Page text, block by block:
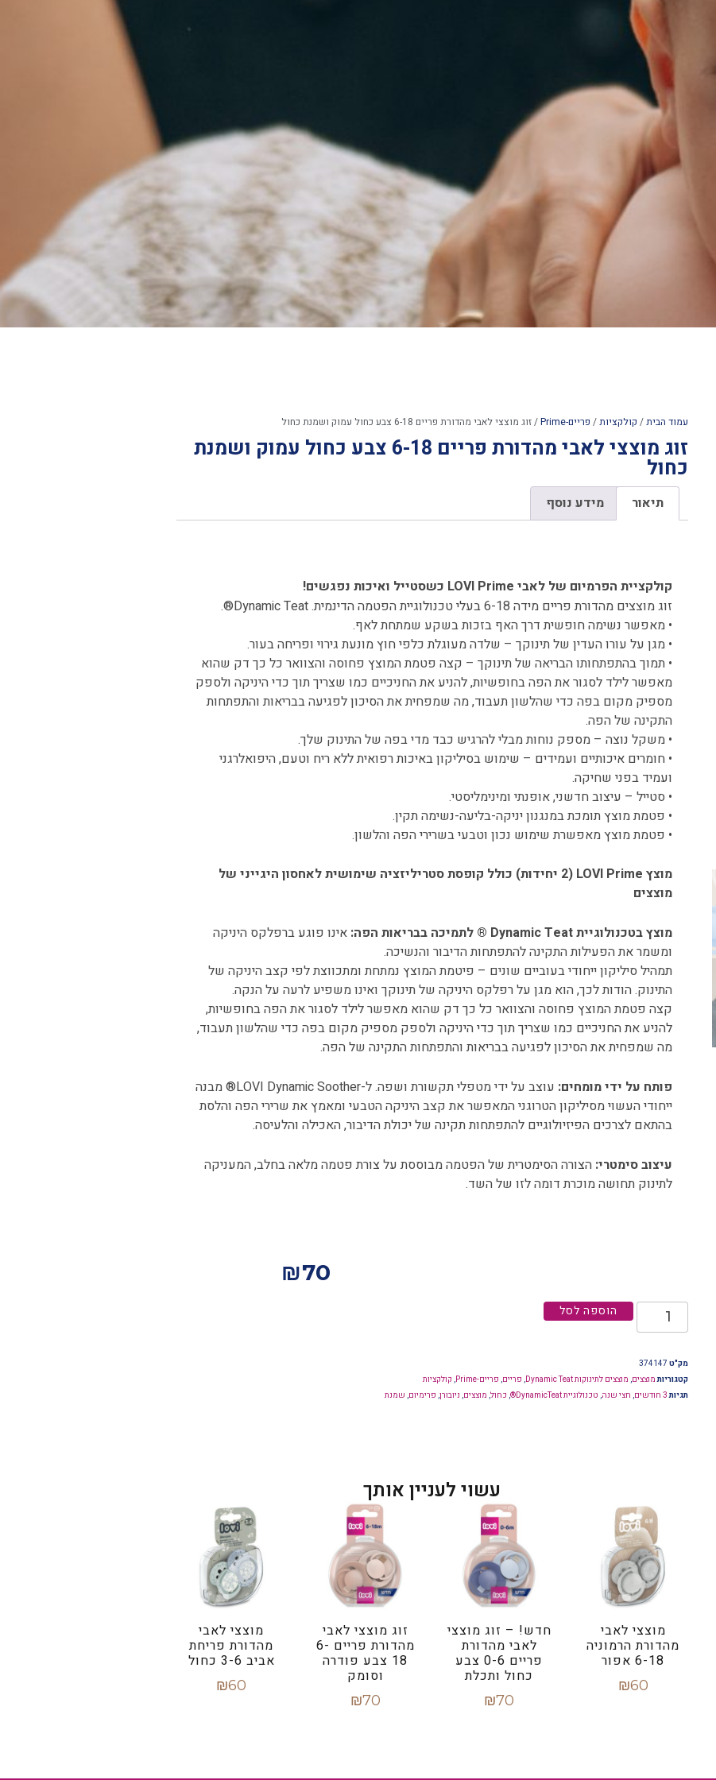
עמוד הבית/ קולקציות/ פריים-Prime / זוג מוצצי לאבי מהדורת פריים 6-18 צבע כחול עמוק ושמנת כחול
זוג מוצצי לאבי מהדורת פריים 6-18 צבע כחול עמוק ושמנת
כחול
תיאור מידע נוסף
קולקציית הפרמיום של לאבי LOVI Prime כשסטייל ואיכות נפגשים!
זוג מוצצים מהדורת פריים מידה 6-18 בעלי טכנולוגיית הפטמה הדינמית. Dynamic Teat®.
• מאפשר נשימה חופשית דרך האף בזכות בשקע שמתחת לאף.
• מגן על עורו העדין של תינוקך – שלדה מעוגלת כלפי חוץ מונעת גירוי ופריחה בעור.
• תמוך בהתפתחותו הבריאה של תינוקך – קצה פטמת המוצץ פחוסה והצוואר כל כך דק שהוא
מאפשר לילד לסגור את הפה בחופשיות, להניע את החניכיים כמו שצריך תוך כדי היניקה ולספק
מספיק מקום בפה כדי שהלשון תעבוד, מה שמפחית את הסיכון לפגיעה בבריאות והתפתחות
התקינה של הפה.
• משקל נוצה – מספק נוחות מבלי להרגיש כבד מדי בפה של התינוק שלך.
• חומרים איכותיים ועמידים – שימוש בסיליקון באיכות רפואית ללא ריח וטעם, היפואלרגני
ועמיד בפני שחיקה.
• סטייל – עיצוב חדשני, אופנתי ומינימליסטי.
• פטמת מוצץ תומכת במנגנון יניקה-בליעה-נשימה תקין.
• פטמת מוצץ מאפשרת שימוש נכון וטבעי בשרירי הפה והלשון.
מוצץ LOVI Prime (2 יחידות) כולל קופסת סטריליזציה שימושית לאחסון היגייני של
מוצצים
מוצץ בטכנולוגיית Dynamic Teat ® לתמיכה בבריאות הפה:
אינו פוגע ברפלקס היניקה
ומשמר את הפעילות התקינה להתפתחות הדיבור והנשיכה.
תמהיל סיליקון ייחודי בעוביים שונים – פיטמת המוצץ נמתחת ומתכווצת לפי קצב היניקה של
התינוק. הודות לכך, הוא מגן על רפלקס היניקה של תינוקך ואינו משפיע לרעה על הנקה.
קצה פטמת המוצץ פחוסה והצוואר כל כך דק שהוא מאפשר לילד לסגור את הפה בחופשיות,
להניע את החניכיים כמו שצריך תוך כדי היניקה ולספק מספיק מקום בפה כדי שהלשון תעבוד,
מה שמפחית את הסיכון לפגיעה בבריאות והתפתחות התקינה של הפה.
פותח על ידי מומחים:
עוצב על ידי מטפלי תקשורת ושפה. ל-LOVI Dynamic Soother® מבנה
ייחודי העשוי מסיליקון הטרוגני המאפשר את קצב היניקה הטבעי ומאמץ את שרירי הפה והלסת
בהתאם לצרכים הפיזיולוגיים להתפתחות תקינה של יכולת הדיבור, האכילה והלעיסה.
עיצוב סימטרי: הצורה הסימטרית של הפטמה מבוססת על צורת פטמה מלאה בחלב, המעניקה
לתינוק תחושה מוכרת דומה לזו של השד.
₪70
הוספה לסל
מק"ט 374147
קטגוריות מוצצים, מוצצים לתינוקות Dynamic Teat , פריים, פריים-Prime , קולקציות
תגיות 3 חודשים , חצי שנה, טכנולוגיית DynamicTeat® , כחול, מוצצים, ניובורן, פרימיום, שמנת
עשוי לעניין אותך
מוצצי לאבי
מהדורת הרמוניה
6-18 אפור
₪60
חדש! – זוג מוצצי
לאבי מהדורת
פריים 0-6 צבע
כחול ותכלת
₪70
זוג מוצצי לאבי
מהדורת פריים 6-
18 צבע פודרה
וסומק
₪70
מוצצי לאבי
מהדורת פריחת
אביב 3-6 כחול
₪60